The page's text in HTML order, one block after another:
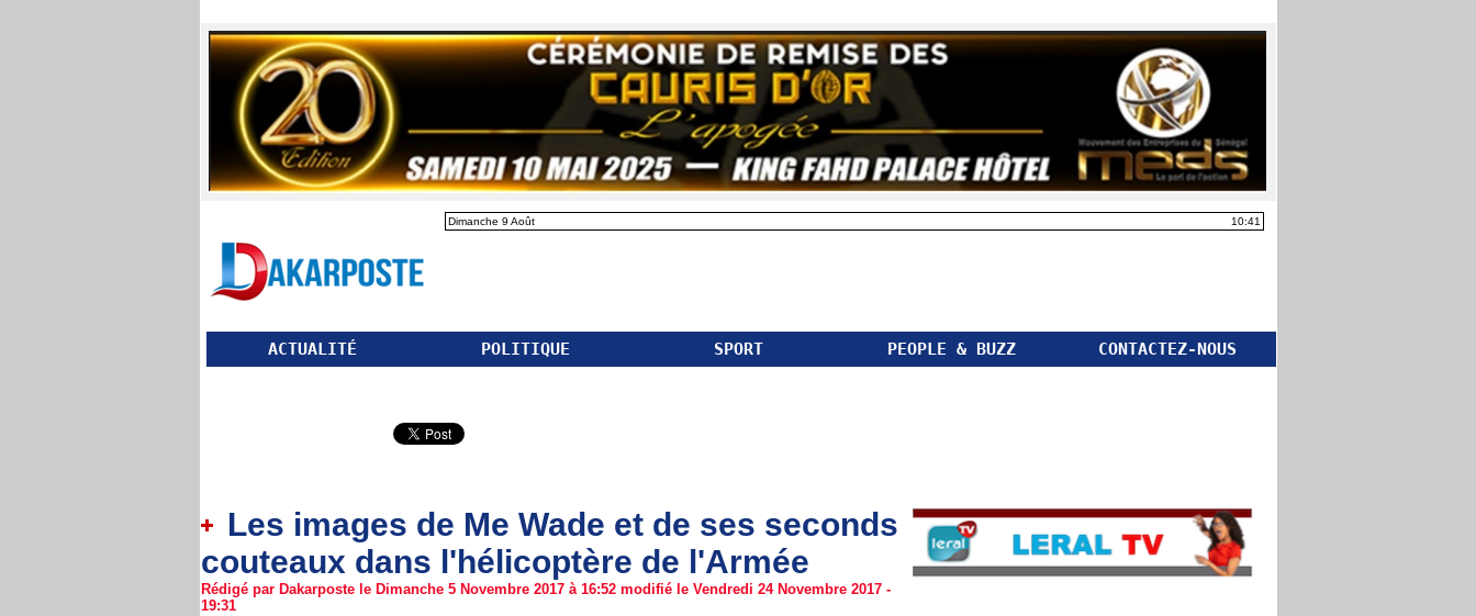
Dimanche 9 Août 10:41
ACTUALITÉ POLITIQUE SPORT PEOPLE & BUZZ CONTACTEZ-NOUS
Les images de Me Wade et de ses seconds
couteaux dans l'hélicoptère de l'Armée
Rédigé par Dakarposte le Dimanche 5 Novembre 2017 à 16:52 modifié le Vendredi 24 Novembre 2017 -
19:31